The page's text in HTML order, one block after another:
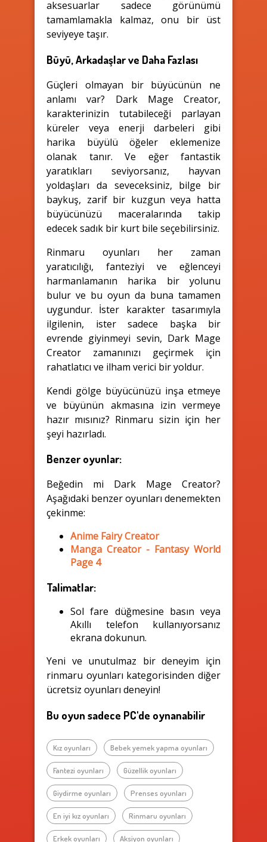
aksesuarlar sadece görünümü
tamamlamakla kalmaz, onu bir üst
seviyeye taşır.
Büyü, Arkadaşlar ve Daha Fazlası
Güçleri olmayan bir büyücünün ne
anlamı var? Dark Mage Creator,
karakterinizin tutabileceği parlayan
küreler veya enerji darbeleri gibi
harika büyülü öğeler eklemenize
olanak tanır. Ve eğer fantastik
yaratıkları seviyorsanız, hayvan
yoldaşları da seveceksiniz, bilge bir
baykuş, zarif bir kuzgun veya hatta
büyücünüzü maceralarında takip
edecek sadık bir kurt bile seçebilirsiniz.
Rinmaru oyunları her zaman
yaratıcılığı, fanteziyi ve eğlenceyi
harmanlamanın harika bir yolunu
bulur ve bu oyun da buna tamamen
uygundur. İster karakter tasarımıyla
ilgilenin, ister sadece başka bir
evrende giyinmeyi sevin, Dark Mage
Creator zamanınızı geçirmek için
rahatlatıcı ve ilham verici bir yoldur.
Kendi gölge büyücünüzü inşa etmeye
ve büyünün akmasına izin vermeye
hazır mısınız? Rinmaru sizin için her
şeyi hazırladı.
Benzer oyunlar:
Beğedin mi Dark Mage Creator?
Aşağıdaki benzer oyunları denemekten
çekinme:
Anime Fairy Creator
Manga Creator - Fantasy World
Page 4
Talimatlar:
Sol fare düğmesine basın veya
Akıllı telefon kullanıyorsanız
ekrana dokunun.
Yeni ve unutulmaz bir deneyim için
rinmaru oyunları kategorisinden diğer
ücretsiz oyunları deneyin!
Bu oyun sadece PC'de oynanabilir
Kız oyunları Bebek yemek yapma oyunları
Fantezi oyunları Güzellik oyunları
Giydirme oyunları Prenses oyunları
En iyi kız oyunları Rinmaru oyunları
Erkek oyunları Aksiyon oyunları